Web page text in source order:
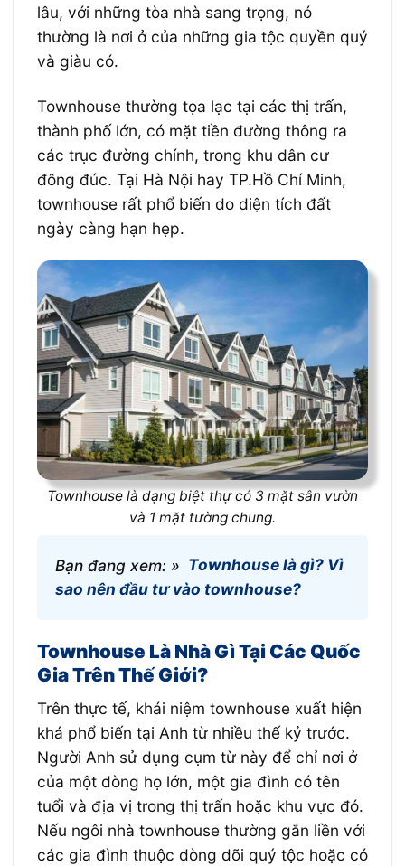
lâu, với những tòa nhà sang trọng, nó
thường là nơi ở của những gia tộc quyền quý
và giàu có.
Townhouse thường tọa lạc tại các thị trấn,
thành phố lớn, có mặt tiền đường thông ra
các trục đường chính, trong khu dân cư
đông đúc. Tại Hà Nội hay TP.Hồ Chí Minh,
townhouse rất phổ biến do diện tích đất
ngày càng hạn hẹp.
Townhouse là dạng biệt thự có 3 mặt sân vườn
và 1 mặt tường chung.
Bạn đang xem: » Townhouse là gì? Vì
sao nên đầu tư vào townhouse?
Townhouse Là Nhà Gì Tại Các Quốc
Gia Trên Thế Giới?
Trên thực tế, khái niệm townhouse xuất hiện
khá phổ biến tại Anh từ nhiều thế kỷ trước.
Người Anh sử dụng cụm từ này để chỉ nơi ở
của một dòng họ lớn, một gia đình có tên
tuổi và địa vị trong thị trấn hoặc khu vực đó.
Nếu ngôi nhà townhouse thường gắn liền với
các gia đình thuộc dòng dõi quý tộc hoặc có